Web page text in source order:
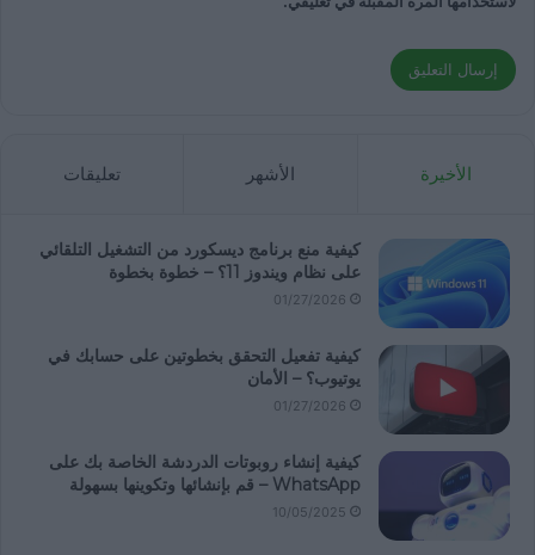
الأخيرة الأشهر تعليقات
كيفية منع برنامج ديسكورد من التشغيل التلقائي
على نظام ويندوز 11؟ – خطوة بخطوة
01/27/2026
كيفية تفعيل التحقق بخطوتين على حسابك في
يوتيوب؟ – الأمان
01/27/2026
كيفية إنشاء روبوتات الدردشة الخاصة بك على
WhatsApp – قم بإنشائها وتكوينها بسهولة
10/05/2025